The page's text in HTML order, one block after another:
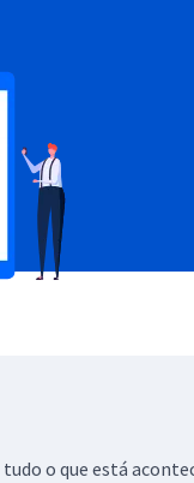
o que está